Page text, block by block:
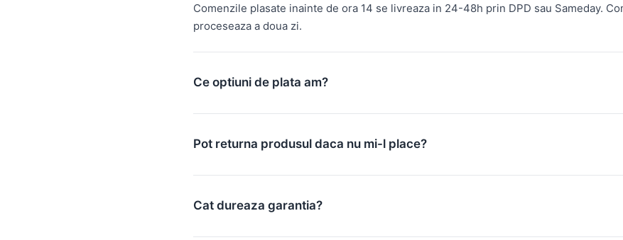
Comenzile plasate inainte de ora 14 se livreaza in 24-48h prin DPD sau Sameday.
proceseaza a doua zi.
Ce optiuni de plata am?
Pot returna produsul daca nu mi-l place?
Cat dureaza garantia?